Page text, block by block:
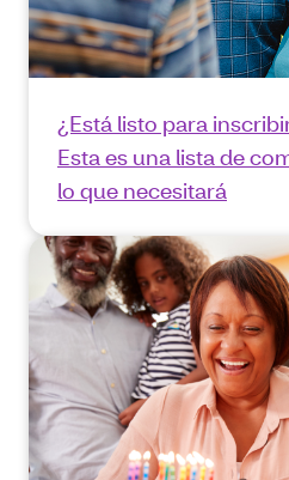
¿Está listo para
Esta es una lista de
lo que necesitará